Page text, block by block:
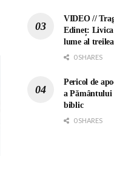
VIDEO //
Edineț:
lume al
0 SHARES
Pericol de
a Pământului
biblic
0 SHARES